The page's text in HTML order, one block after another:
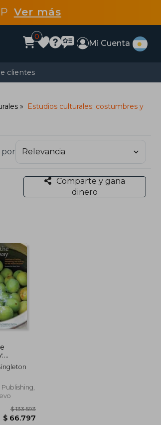
Ver más
0
Mi Cuenta
clientes
Estudios culturales: costumbres y
por
Comparte y gana
dinero
(en